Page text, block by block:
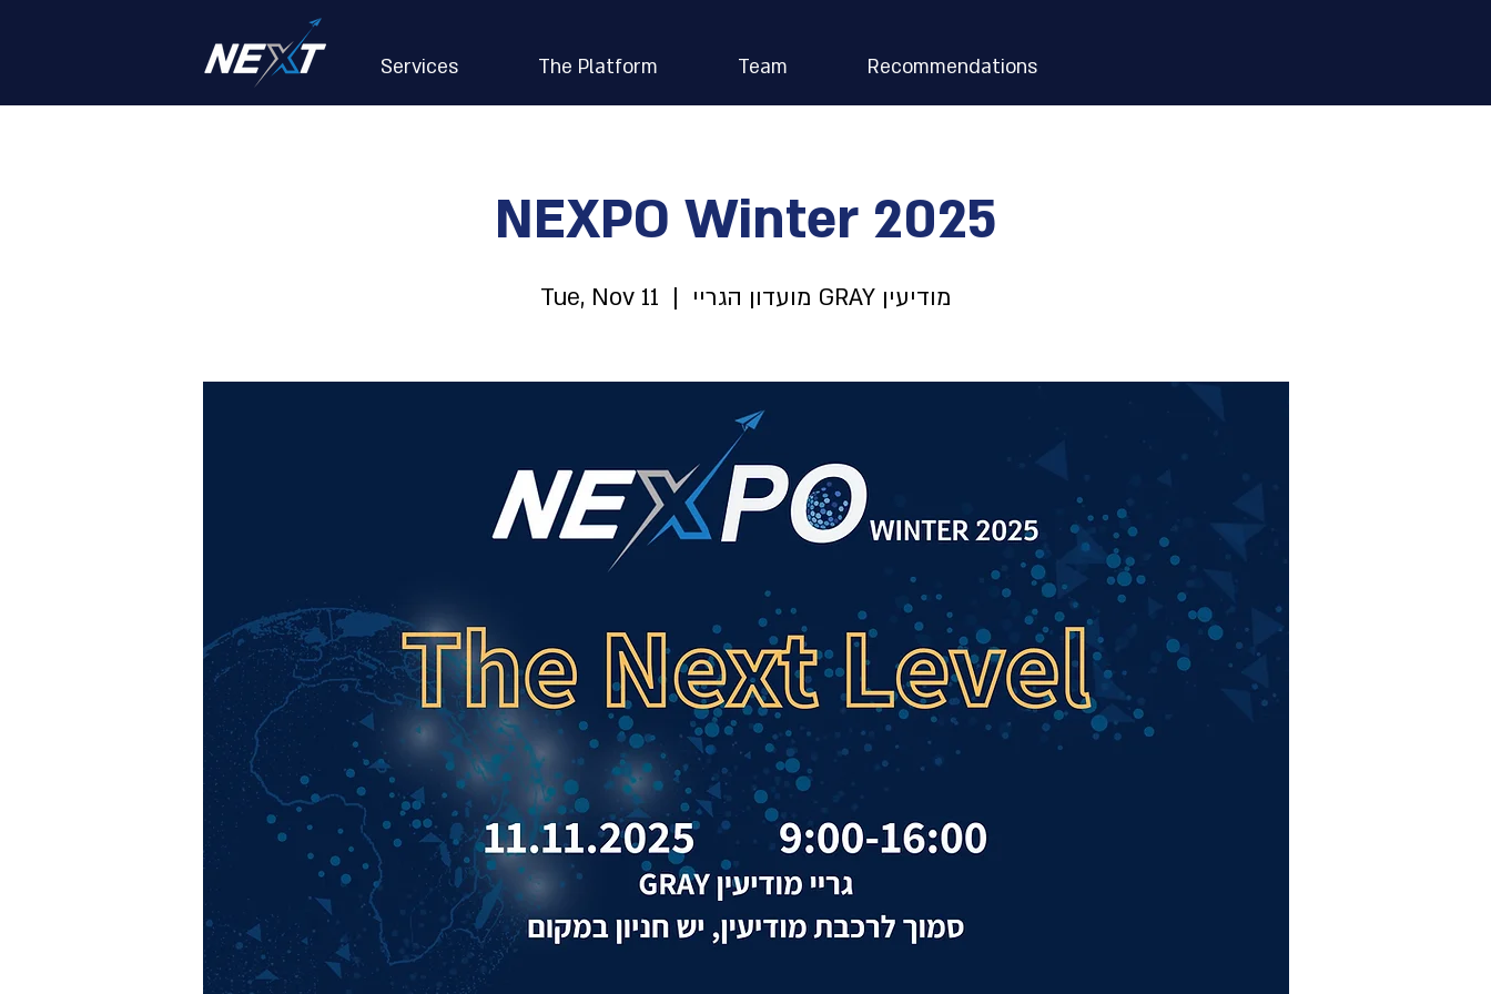
Services The Platform Team Recommendations
NEXPO Winter 2025
Tue, Nov 11
  |
מועדון הגריי GRAY מודיעין